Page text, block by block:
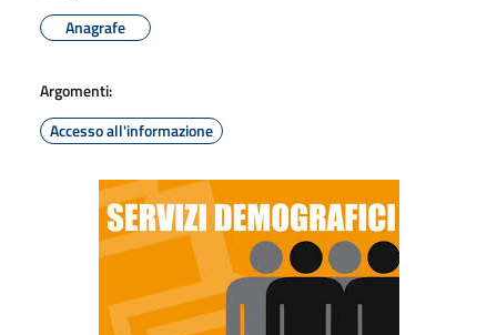
Anagrafe
Argomenti:
Accesso all'informazione